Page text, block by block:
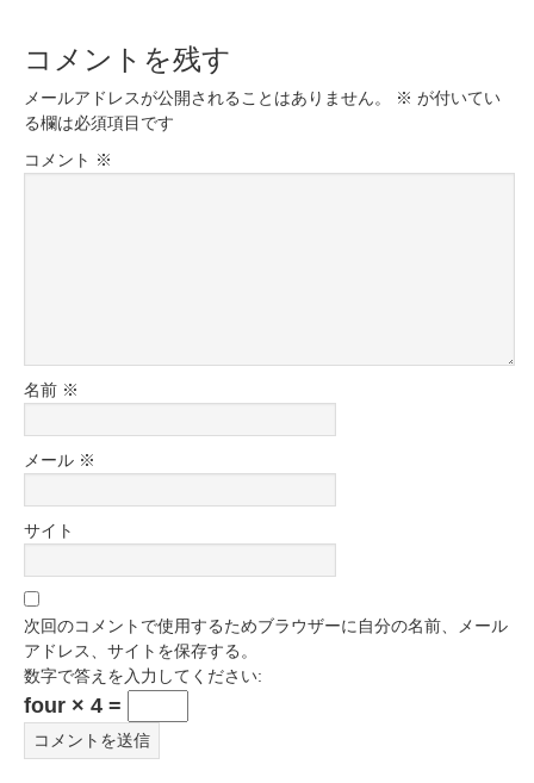
コメントを残す
メールアドレスが公開されることはありません。 ※ が付いてい
る欄は必須項目です
コメント ※
名前 ※
メール ※
サイト
次回のコメントで使用するためブラウザーに自分の名前、メール
アドレス、サイトを保存する。
数字で答えを入力してください:
four × 4 =